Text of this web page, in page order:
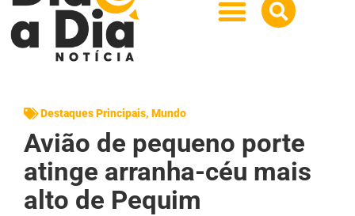
Destaques Principais, Mundo
Avião de pequeno porte
atinge arranha-céu mais
alto de Pequim